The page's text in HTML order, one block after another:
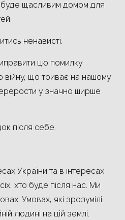
буде щасливим домом для
ненависті.
цю помилку
війну, що триває на нашому
у значно ширше
після себе.
України та в інтересах
хто буде після нас. Ми
Умовах, які зрозумілі
людині на цій землі.